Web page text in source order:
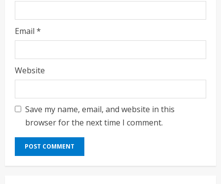
Email *
Website
Save my name, email, and website in this
browser for the next time I comment.